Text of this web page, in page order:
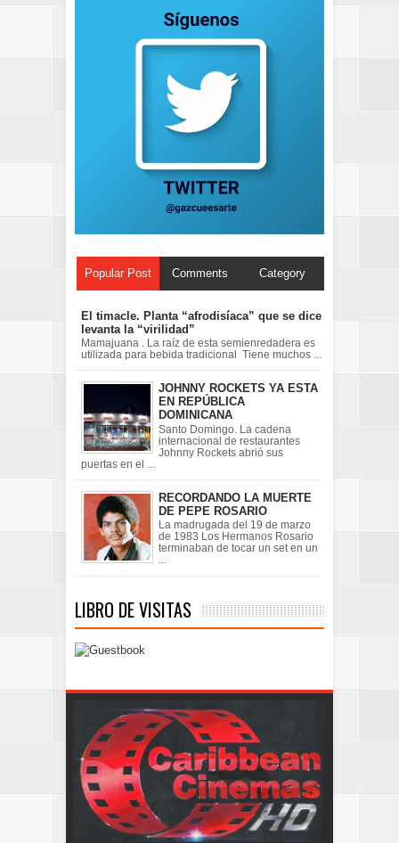
Popular Post Comments Category
El timacle. Planta “afrodisíaca” que se dice
levanta la “virilidad”
Mamajuana . La raíz de esta semienredadera es
utilizada para bebida tradicional Tiene muchos ...
JOHNNY ROCKETS YA ESTA
EN REPÚBLICA
DOMINICANA
Santo Domingo. La cadena
internacional de restaurantes
Johnny Rockets abrió sus
puertas en el ...
RECORDANDO LA MUERTE
DE PEPE ROSARIO
La madrugada del 19 de marzo
de 1983 Los Hermanos Rosario
terminaban de tocar un set en un
...
LIBRO DE VISITAS